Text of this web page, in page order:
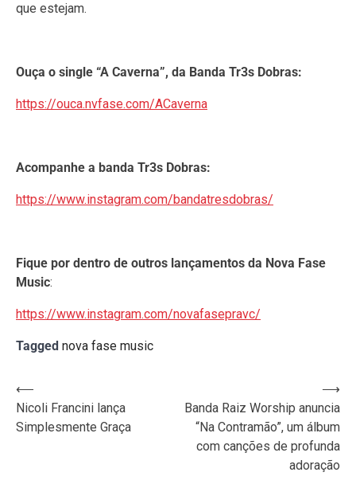
que estejam.
Ouça o single “A Caverna”, da Banda Tr3s Dobras:
https://ouca.nvfase.com/ACaverna
Acompanhe a banda Tr3s Dobras:
https://www.instagram.com/bandatresdobras/
Fique por dentro de outros lançamentos da Nova Fase
Music:
https://www.instagram.com/novafasepravc/
Tagged nova fase music
Navegação
de
⟵
Nicoli Francini lança
Simplesmente Graça
Banda Raiz Worship anuncia
“Na Contramão”, um álbum
com canções de profunda
adoração
⟶